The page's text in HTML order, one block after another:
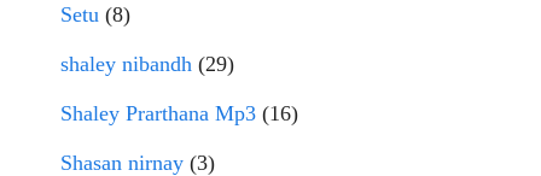
Setu (8)
shaley nibandh (29)
Shaley Prarthana Mp3 (16)
Shasan nirnay (3)